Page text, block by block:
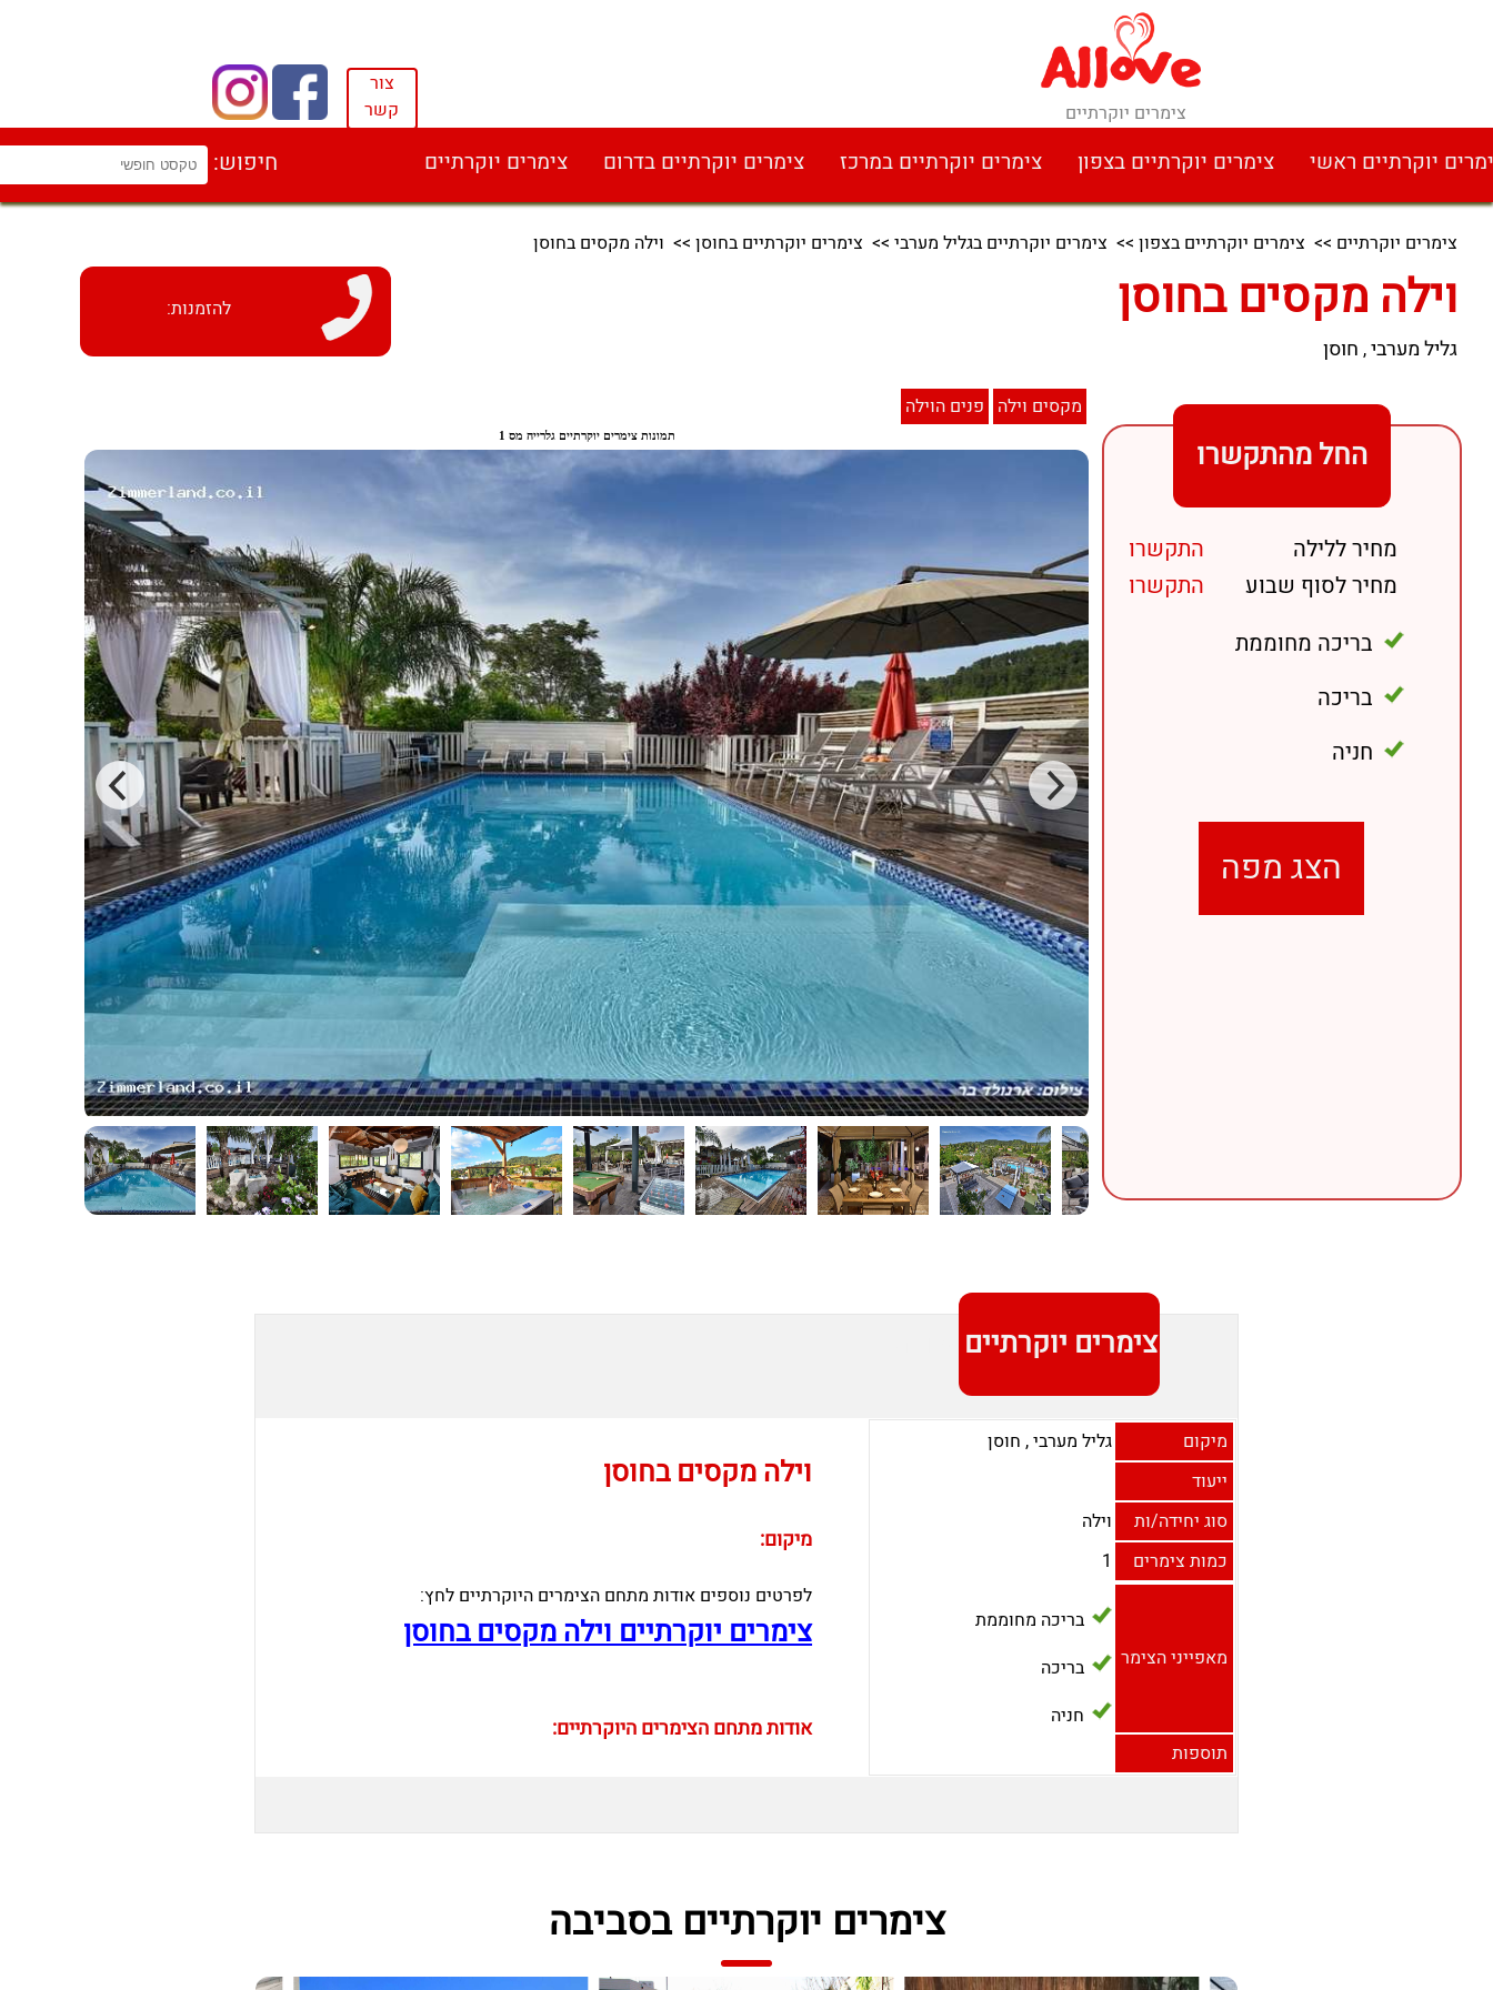
צימרים יוקרתיים
צור
קשר
יוקרתיים ראשי צימרים יוקרתיים בצפון צימרים יוקרתיים במרכז צימרים יוקרתיים בדרום צימרים יוקרתיים חיפוש:
צימרים יוקרתיים >> צימרים יוקרתיים בצפון >> צימרים יוקרתיים בגליל מערבי >> צימרים יוקרתיים בחוסן >> וילה מקסים בחוסן
וילה מקסים בחוסן
גליל מערבי, חוסן
להזמנות:
החל מהתקשרו
מחיר ללילה
התקשרו
מחיר לסוף שבוע
התקשרו
בריכה מחוממת
בריכה
חניה
הצג מפה
מקסים וילה פנים הוילה
צימרים יוקרתיים אודות
מיקום גליל מערבי, חוסן
ייעוד
סוג יחידה/ות
וילה
כמות צימרים
1
מאפייני הצימר
בריכה מחוממת
בריכה
חניה
תוספות
וילה מקסים בחוסן
מיקום:
לפרטים נוספים אודות מתחם הצימרים היוקרתיים לחץ:
צימרים יוקרתיים וילה מקסים בחוסן
אודות מתחם הצימרים היוקרתיים:
צימרים יוקרתיים בסביבה